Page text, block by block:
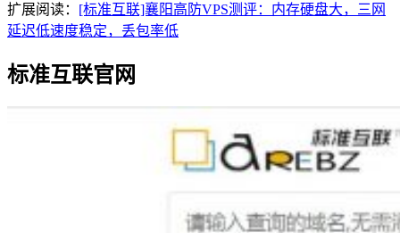
扩展阅读： [标准互联]襄阳高防VPS测评：内存硬盘大，三网
延迟低速度稳定，丢包率低
标准互联官网